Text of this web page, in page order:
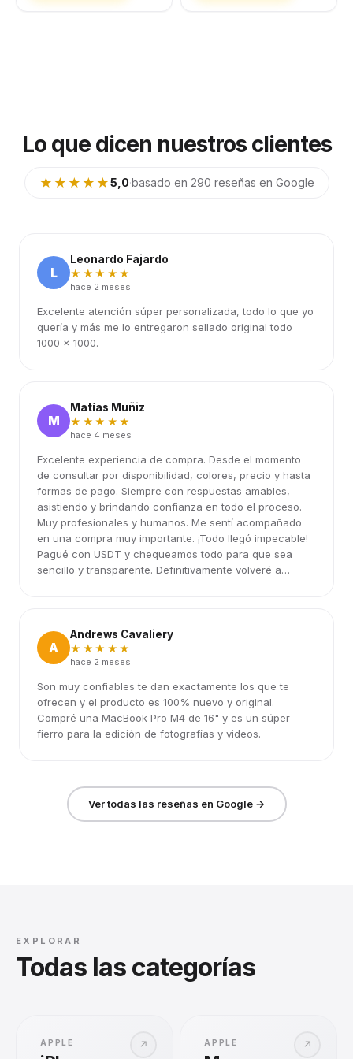
Lo que dicen nuestros clientes
★★★★★5,0·basado en 290 reseñas en Google
L
Leonardo Fajardo
★★★★★
hace 2 meses
Excelente atención súper personalizada, todo lo que yo
quería y más me lo entregaron sellado original todo
1000 x 1000.
M
Matías Muñiz
★★★★★
hace 4 meses
Excelente experiencia de compra. Desde el momento
de consultar por disponibilidad, colores, precio y hasta
formas de pago. Siempre con respuestas amables,
asistiendo y brindando confianza en todo el proceso.
Muy profesionales y humanos. Me sentí acompañado
en una compra muy importante. ¡Todo llegó impecable!
Pagué con USDT y chequeamos todo para que sea
sencillo y transparente. Definitivamente volveré a
A
Andrews Cavaliery
★★★★★
hace 2 meses
Son muy confiables te dan exactamente los que te
ofrecen y el producto es 100% nuevo y original.
Compré una MacBook Pro M4 de 16" y es un súper
fierro para la edición de fotografías y videos.
Ver todas las reseñas en Google →
EXPLORAR
Todas las categorías
↗
APPLE ↗
APPLE